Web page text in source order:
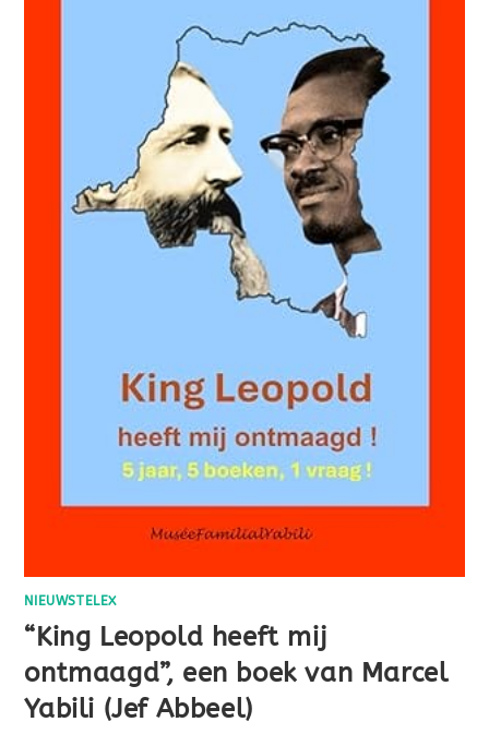
NIEUWSTELEX
“King Leopold heeft mij
ontmaagd”, een boek van Marcel
Yabili (Jef Abbeel)